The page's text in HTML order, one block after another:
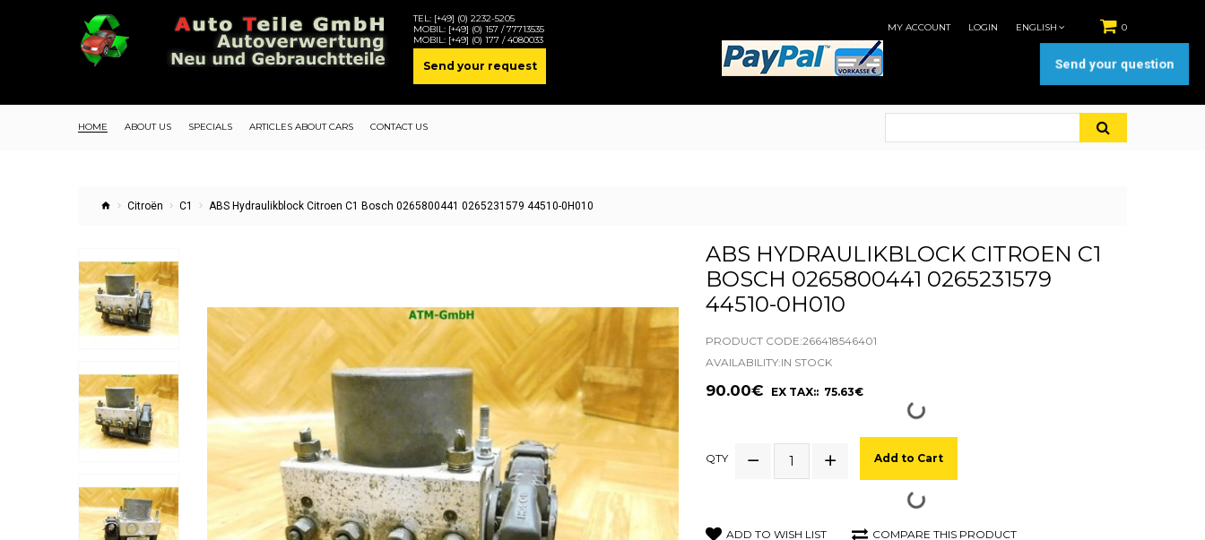
TEL: [+49] (0) 2232-5205
MOBIL: [+49] (0) 157 / 77713535
MOBIL: [+49] (0) 177 / 4080033
Send your request
0
MY ACCOUNT LOGIN ENGLISH
HOME ABOUT US SPECIALS ARTICLES ABOUT CARS CONTACT US
Citroën C1 ABS Hydraulikblock Citroen C1 Bosch 0265800441 0265231579 44510-0H010
ABS HYDRAULIKBLOCK CITROEN C1
BOSCH 0265800441 0265231579
44510-0H010
PRODUCT CODE:266418546401
AVAILABILITY:IN STOCK
90.00€ EX TAX:: 75.63€
QTY Add to Cart
ADD TO WISH LIST COMPARE THIS PRODUCT
Send your question